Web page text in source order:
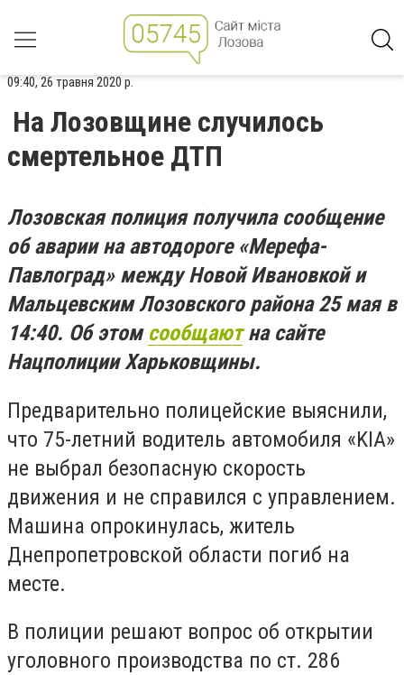
09:40, 26 травня 2020 р.
На Лозовщине случилось
смертельное ДТП
Лозовская полиция получила сообщение
об авариина автодороге «Мерефа-
Павлоград» между Новой Ивановкой и
Мальцевским Лозовского района 25 мая в
14:40. Об этом сообщаютна сайте
Нацполиции Харьковщины.
Предварительно полицейские выяснили,
что 75-летний водитель автомобиля «KIA»
не выбрал безопасную скорость
движения и не справился с управлением.
Машина опрокинулась, житель
Днепропетровской области погиб на
месте.
В полиции решают вопрос об открытии
уголовного производства по ст. 286